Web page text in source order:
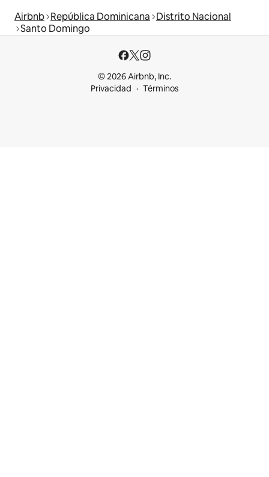
Airbnb República Dominicana Distrito Nacional
Santo Domingo
© 2026 Airbnb, Inc.
Privacidad
Términos